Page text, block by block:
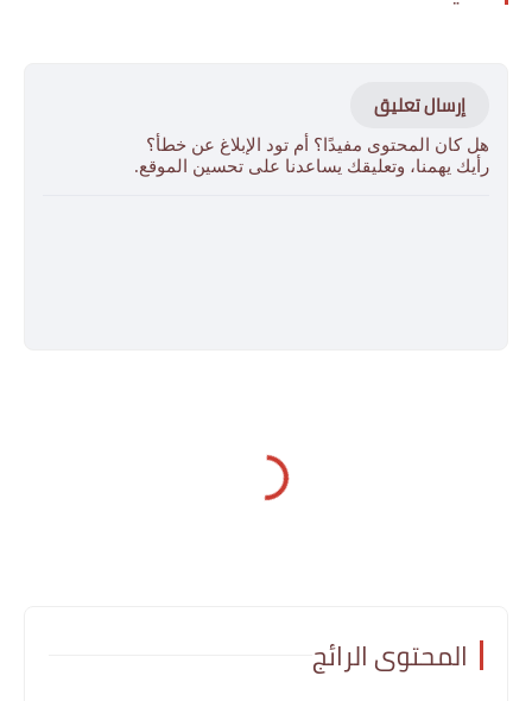
إرسال تعليق
هل كان المحتوى مفيدًا؟ أم تود الإبلاغ عن خطأ؟
رأيك يهمنا، وتعليقك يساعدنا على تحسين الموقع.
المحتوى الرائج